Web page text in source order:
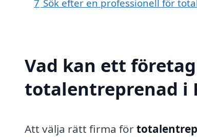
7 Sök efter en professionell för
Vad kan ett
totalentreprenad i
Att välja rätt firma för